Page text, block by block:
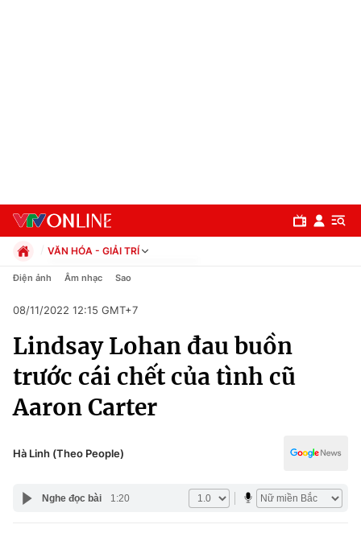
Chuyên mục
Chính trị
Xã hội
Pháp luật
Y tế
VĂN HÓA - GIẢI TRÍ
Chính trị
Pháp luật
Kinh tế
Thể thao
Truyền hình
Văn hóa - Giải trí
Công nghệ
Điện ảnh Âm nhạc Sao
08/11/2022 12:15 GMT+7
Lindsay Lohan đau buồn
trước cái chết của tình cũ
Aaron Carter
Hà Linh (Theo People)
Nghe đọc bài 1:20